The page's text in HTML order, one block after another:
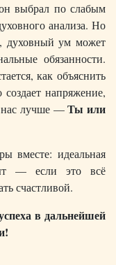
выбрал по слабым
анализа. Но
духовный ум может
обязанности.
как объяснить
напряжение,
нас лучше —Ты или
вместе: идеальная
— если это всё
счастливой.
в дальнейшей